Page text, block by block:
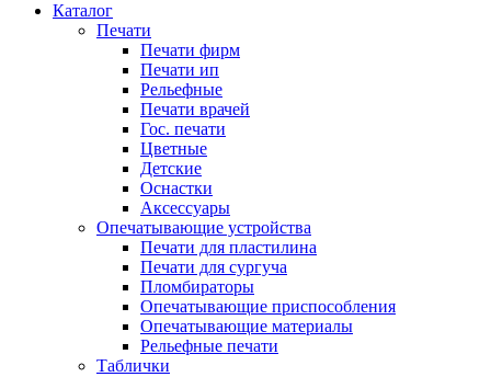
Каталог
Печати
Печати фирм
Печати ип
Рельефные
Печати врачей
Гос. печати
Цветные
Детские
Оснастки
Аксессуары
Опечатывающие устройства
Печати для пластилина
Печати для сургуча
Пломбираторы
Опечатывающие приспособления
Опечатывающие материалы
Рельефные печати
Таблички